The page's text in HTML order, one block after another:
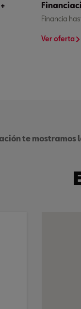
Financia
Ver oferta
te mostramos